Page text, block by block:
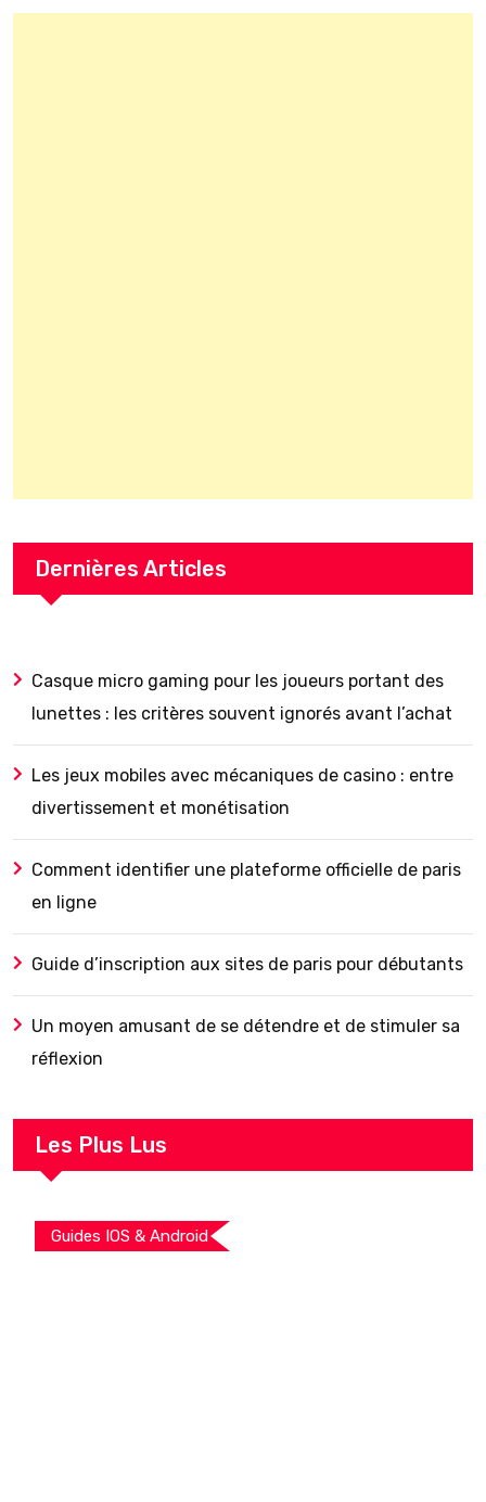
Dernières Articles
Casque micro gaming pour les joueurs portant des
lunettes : les critères souvent ignorés avant l’achat
Les jeux mobiles avec mécaniques de casino : entre
divertissement et monétisation
Comment identifier une plateforme officielle de paris
en ligne
Guide d’inscription aux sites de paris pour débutants
Un moyen amusant de se détendre et de stimuler sa
réflexion
Les Plus Lus
Guides IOS & Android